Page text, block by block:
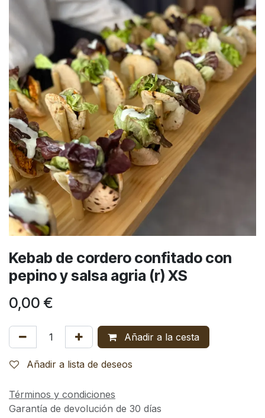
Kebab de cordero confitado con
pepino y salsa agria (r) XS
0,00 €
Añadir a la cesta
Añadir a lista de deseos
Términos y condiciones
Garantía de devolución de 30 días